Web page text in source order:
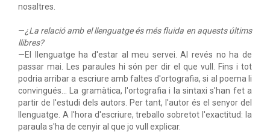
nosaltres.
—¿La relació amb el llenguatge és més fluida en aquests últims
llibres?
—El llenguatge ha d'estar al meu servei. Al revés no ha de
passar mai. Les paraules hi són per dir el que vull. Fins i tot
podria arribar a escriure amb faltes d'ortografia, si al poema li
convingués... La gramàtica, l'ortografia i la sintaxi s'han fet a
partir de l'estudi dels autors. Per tant, l'autor és el senyor del
llenguatge. A l'hora d'escriure, treballo sobretot l'exactitud: la
paraula s'ha de cenyir al que jo vull explicar.